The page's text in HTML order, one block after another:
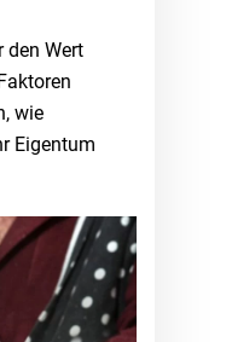
den Wert
wie
Eigentum